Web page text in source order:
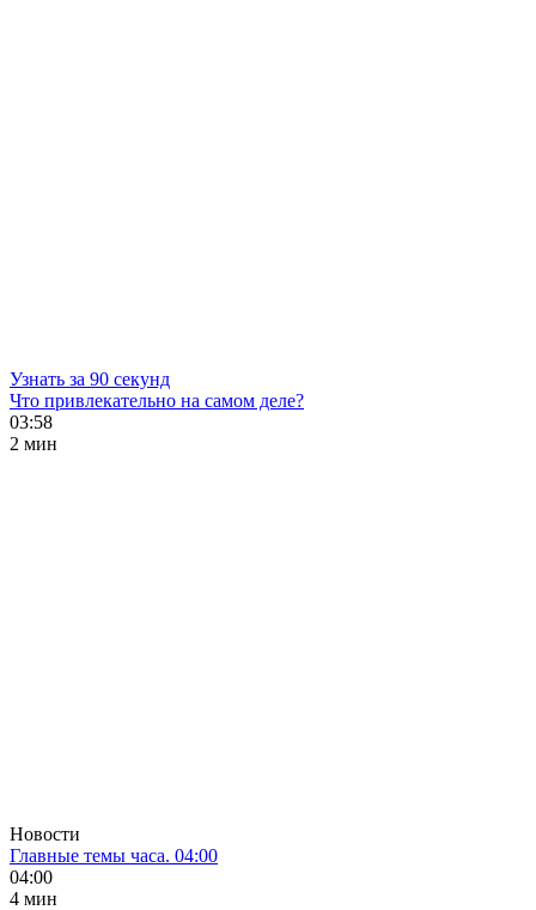
Узнать за 90 секунд
Что привлекательно на самом деле?
03:58
2 мин
Новости
Главные темы часа. 04:00
04:00
4 мин